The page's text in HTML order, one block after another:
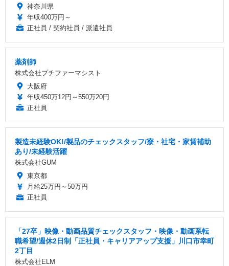
神奈川県
年収400万円～
正社員 / 契約社員 / 派遣社員
薬剤師
株式会社プチファーマシスト
大阪府
年収450万12円～550万20円
正社員
製造未経験OK!/製品のチェックスタッフ/寮・社宅・家賃補助
あり/未経験活躍
株式会社GUM
東京都
月給25万円～50万円
正社員
「27卒」映像・動画品質チェックスタッフ・映像・動画系転
職希望/週休2日制「正社員・キャリアアップ支援」川口市幸町
2丁目
株式会社ELM